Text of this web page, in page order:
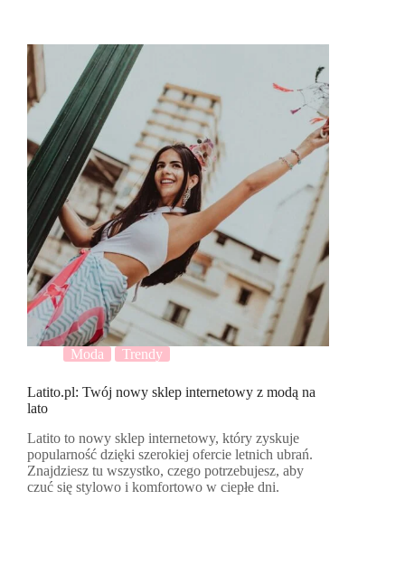
Moda Trendy
Latito.pl: Twój nowy sklep internetowy z modą na
lato
Latito to nowy sklep internetowy, który zyskuje
popularność dzięki szerokiej ofercie letnich ubrań.
Znajdziesz tu wszystko, czego potrzebujesz, aby
czuć się stylowo i komfortowo w ciepłe dni.